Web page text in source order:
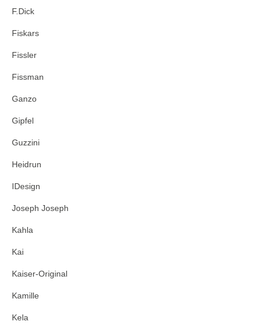
F.Dick
Fiskars
Fissler
Fissman
Ganzo
Gipfel
Guzzini
Heidrun
IDesign
Joseph Joseph
Kahla
Kai
Kaiser-Original
Kamille
Kela